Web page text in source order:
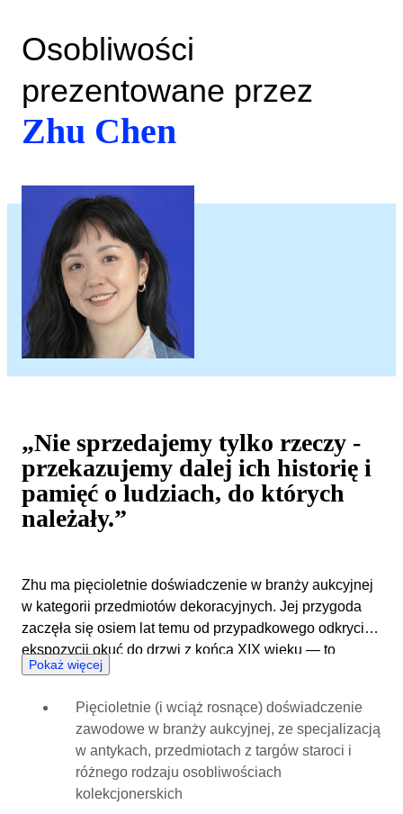
Osobliwości
prezentowane przez
Zhu Chen
„Nie sprzedajemy tylko rzeczy -
przekazujemy dalej ich historię i
pamięć o ludziach, do których
należały.”
Zhu ma pięcioletnie doświadczenie w branży aukcyjnej
w kategorii przedmiotów dekoracyjnych. Jej przygoda
zaczęła się osiem lat temu od przypadkowego odkrycia
ekspozycji okuć do drzwi z końca XIX wieku — to
wydarzenie zamieniło ciekawość w powołanie. Jako
z powodzeniem sprzedawała tysiące dekoracyjnych
przedmiotów vintage, dzięki czemu wypracowała dobre
wyczucie rynku i jego realiów. Jej doświadczenie jest w
pełni związane z serwisem Catawiki, dzięki czemu
dobrze rozumie jego charakter i wysokie standardy
Pokaż więcej
Pięcioletnie (i wciąż rosnące) doświadczenie
zawodowe w branży aukcyjnej, ze specjalizacją
w antykach, przedmiotach z targów staroci i
różnego rodzaju osobliwościach
kolekcjonerskich